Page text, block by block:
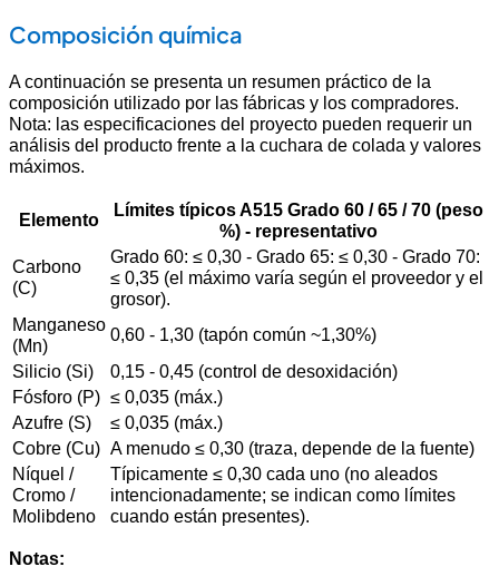
Composición química
A continuación se presenta un resumen práctico de la
composición utilizado por las fábricas y los compradores.
Nota: las especificaciones del proyecto pueden requerir un
análisis del producto frente a la cuchara de colada y valores
máximos.
Elemento
Límites típicos A515 Grado 60 / 65 / 70 (peso
%) - representativo
Carbono
(C)
Grado 60: ≤ 0,30 - Grado 65: ≤ 0,30 - Grado 70:
≤ 0,35 (el máximo varía según el proveedor y el
grosor).
Manganeso
(Mn)
0,60 - 1,30 (tapón común ~1,30%)
Silicio (Si)
0,15 - 0,45 (control de desoxidación)
Fósforo (P) ≤ 0,035 (máx.)
Azufre (S)
≤ 0,035 (máx.)
Cobre (Cu) A menudo ≤ 0,30 (traza, depende de la fuente)
Níquel /
Cromo /
Molibdeno
Típicamente ≤ 0,30 cada uno (no aleados
intencionadamente; se indican como límites
cuando están presentes).
Notas: